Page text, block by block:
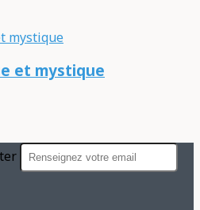
et mystique